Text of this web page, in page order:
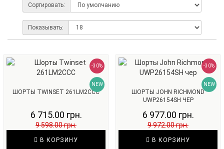
Сортировать:
Показывать:
-30%
NEW
ШОРТЫ TWINSET 261LM2CCC
6 715.00 грн.
9 598.00 грн.
В КОРЗИНУ
-30%
NEW
ШОРТЫ JOHN RICHMOND
UWP26154SH ЧЕР
6 977.00 грн.
9 972.00 грн.
В КОРЗИНУ